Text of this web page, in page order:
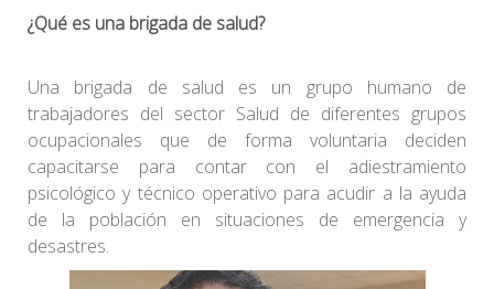
¿Qué es una brigada de salud?
Una brigada de salud es un grupo humano de
trabajadores del sector Salud de diferentes grupos
ocupacionales que de forma voluntaria deciden
capacitarse para contar con el adiestramiento
psicológico y técnico operativo para acudir a la ayuda
de la población en situaciones de emergencia y
desastres.